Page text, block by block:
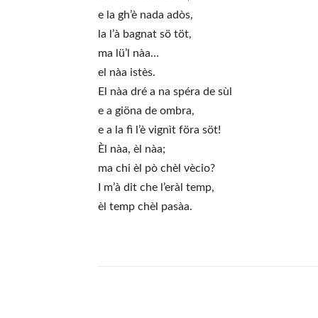
e la gh’è nada adòs,
la l’à bagnat sö töt,
ma lü’l nàa…
el nàa istès.
El nàa dré a na spéra de sùl
e a giöna de ombra,
e a la fì l’è vignìt föra söt!
Èl nàa, èl nàa;
ma chi èl pò chèl vècio?
I m’à dit che l’eràl temp,
èl temp chèl pasàa.